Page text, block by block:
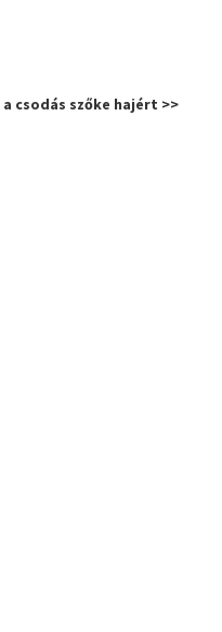
csodás szőke hajért >>